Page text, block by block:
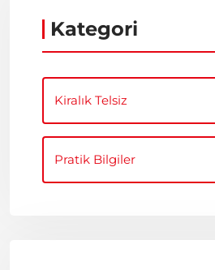
Kategori
Kiralık Telsiz
Pratik Bilgiler